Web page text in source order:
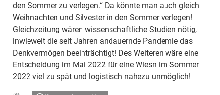
den Sommer zu verlegen.“ Da könnte man auch gleich
Weihnachten und Silvester in den Sommer verlegen!
Gleichzeitung wären wissenschaftliche Studien nötig,
inwieweit die seit Jahren andauernde Pandemie das
Denkvermögen beeinträchtigt! Des Weiteren wäre eine
Entscheidung im Mai 2022 für eine Wiesn im Sommer
2022 viel zu spät und logistisch nahezu unmöglich!